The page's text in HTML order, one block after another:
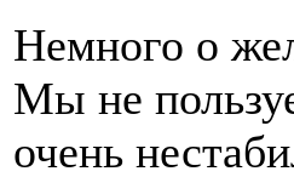
Немного о
Мы не
очень